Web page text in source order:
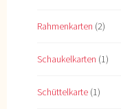
Rahmenkarten (2)
Schaukelkarten (1)
Schüttelkarte (1)